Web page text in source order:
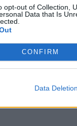
opt-out of Collection,
Data that Is
CONFIRM
Data Deletion
Mirė garsi
teatro istorijoje“
Pelių ir žiurkių